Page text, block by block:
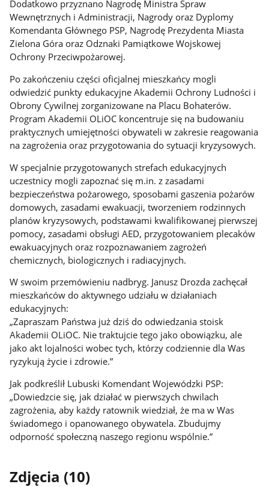
Dodatkowo przyznano Nagrodę Ministra Spraw
Wewnętrznych i Administracji, Nagrody oraz Dyplomy
Komendanta Głównego PSP, Nagrodę Prezydenta Miasta
Zielona Góra oraz Odznaki Pamiątkowe Wojskowej
Ochrony Przeciwpożarowej.
Po zakończeniu części oficjalnej mieszkańcy mogli
odwiedzić punkty edukacyjne Akademii Ochrony Ludności i
Obrony Cywilnej zorganizowane na Placu Bohaterów.
Program Akademii OLiOC koncentruje się na budowaniu
praktycznych umiejętności obywateli w zakresie reagowania
na zagrożenia oraz przygotowania do sytuacji kryzysowych.
W specjalnie przygotowanych strefach edukacyjnych
uczestnicy mogli zapoznać się m.in. z zasadami
bezpieczeństwa pożarowego, sposobami gaszenia pożarów
domowych, zasadami ewakuacji, tworzeniem rodzinnych
planów kryzysowych, podstawami kwalifikowanej pierwszej
pomocy, zasadami obsługi AED, przygotowaniem plecaków
ewakuacyjnych oraz rozpoznawaniem zagrożeń
chemicznych, biologicznych i radiacyjnych.
W swoim przemówieniu nadbryg. Janusz Drozda zachęcał
mieszkańców do aktywnego udziału w działaniach
edukacyjnych:
„Zapraszam Państwa już dziś do odwiedzania stoisk
Akademii OLiOC. Nie traktujcie tego jako obowiązku, ale
jako akt lojalności wobec tych, którzy codziennie dla Was
ryzykują życie i zdrowie.”
Jak podkreślił Lubuski Komendant Wojewódzki PSP:
„Dowiedzcie się, jak działać w pierwszych chwilach
zagrożenia, aby każdy ratownik wiedział, że ma w Was
świadomego i opanowanego obywatela. Zbudujmy
odporność społeczną naszego regionu wspólnie.”
Zdjęcia (10)